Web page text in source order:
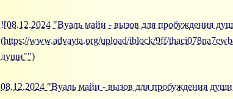
![08.12.2024 "Вуаль майи - вызов для пробуждения
(https://www.advayta.org/upload/iblock/9ff/
души"")
08.12.2024 "Вуаль майи - вызов для пробуждения